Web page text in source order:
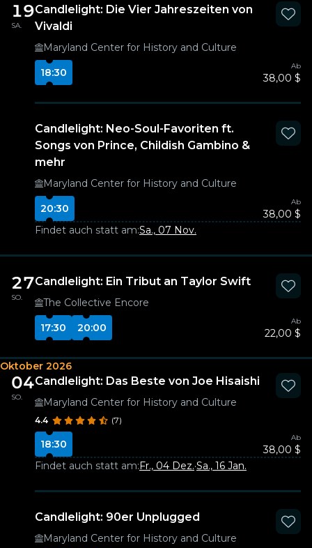
19
SA.
Candlelight: Die Vier Jahreszeiten von
Vivaldi
Maryland Center for History and Culture
18:30
Ab
38,00 $
Candlelight: Neo-Soul-Favoriten ft.
Songs von Prince, Childish Gambino &
mehr
Maryland Center for History and Culture
20:30
Ab
38,00 $
Findet auch statt am:Sa., 07 Nov.
27
SO.
Candlelight: Ein Tribut an Taylor Swift
The Collective Encore
17:30
20:00
Ab
22,00 $
Oktober 2026
04
SO.
Candlelight: Das Beste von Joe Hisaishi
Maryland Center for History and Culture
4.4 (7)
18:30
Ab
38,00 $
Findet auch statt am:Fr., 04 Dez.·Sa., 16 Jan.
Candlelight: 90er Unplugged
Maryland Center for History and Culture